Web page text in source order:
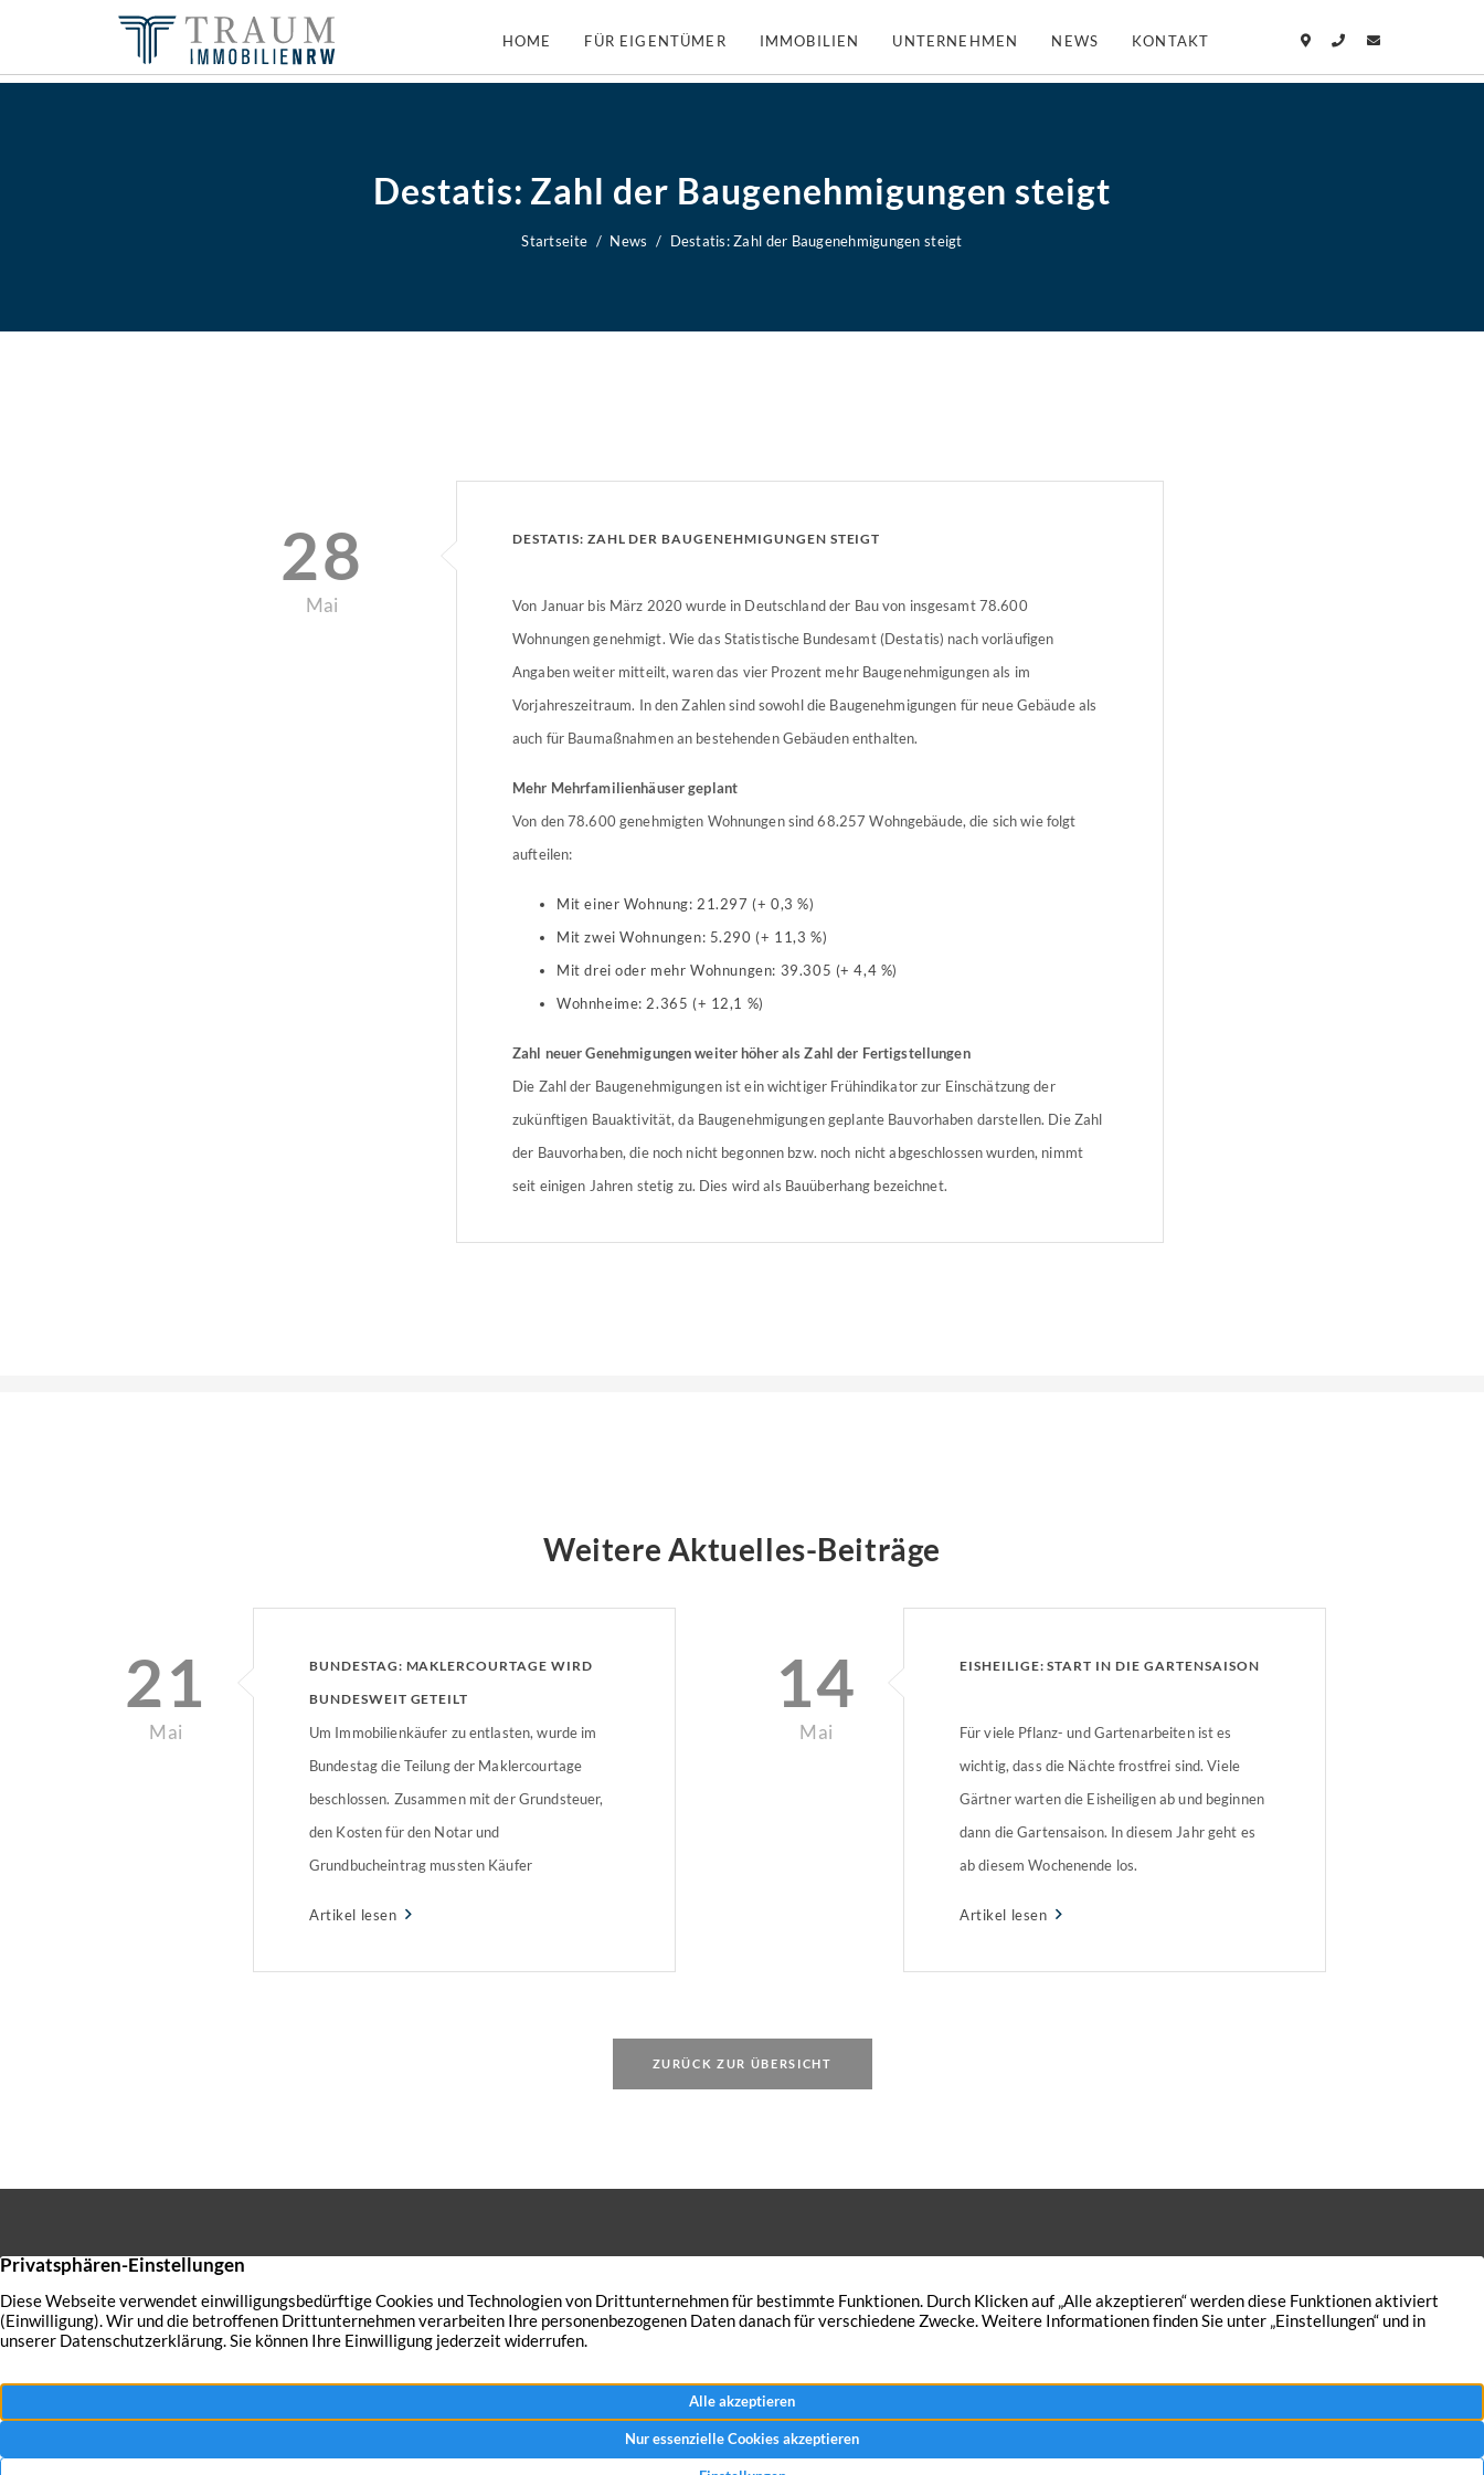
HOME FÜR EIGENTÜMER IMMOBILIEN UNTERNEHMEN NEWS KONTAKT
Destatis: Zahl der Baugenehmigungen steigt
Startseite News Destatis: Zahl der Baugenehmigungen steigt
28
Mai
DESTATIS: ZAHL DER BAUGENEHMIGUNGEN STEIGT
Von Januar bis März 2020 wurde in Deutschland der Bau von insgesamt 78.600
Wohnungen genehmigt. Wie das Statistische Bundesamt (Destatis) nach vorläufigen
Angaben weiter mitteilt, waren das vier Prozent mehr Baugenehmigungen als im
Vorjahreszeitraum. In den Zahlen sind sowohl die Baugenehmigungen für neue Gebäude als
auch für Baumaßnahmen an bestehenden Gebäuden enthalten.
Mehr Mehrfamilienhäuser geplant
Von den 78.600 genehmigten Wohnungen sind 68.257 Wohngebäude, die sich wie folgt
aufteilen:
Mit einer Wohnung: 21.297 (+ 0,3 %)
Mit zwei Wohnungen: 5.290 (+ 11,3 %)
Mit drei oder mehr Wohnungen: 39.305 (+ 4,4 %)
Wohnheime: 2.365 (+ 12,1 %)
Zahl neuer Genehmigungen weiter höher als Zahl der Fertigstellungen
Die Zahl der Baugenehmigungen ist ein wichtiger Frühindikator zur Einschätzung der
zukünftigen Bauaktivität, da Baugenehmigungen geplante Bauvorhaben darstellen. Die Zahl
der Bauvorhaben, die noch nicht begonnen bzw. noch nicht abgeschlossen wurden, nimmt
seit einigen Jahren stetig zu. Dies wird als Bauüberhang bezeichnet.
Weitere Aktuelles-Beiträge
21
Mai
BUNDESTAG: MAKLERCOURTAGE WIRD
BUNDESWEIT GETEILT
Um Immobilienkäufer zu entlasten, wurde im
Bundestag die Teilung der Maklercourtage
beschlossen. Zusammen mit der Grundsteuer,
den Kosten für den Notar und
Grundbucheintrag mussten Käufer
Artikel lesen
14
Mai
EISHEILIGE: START IN DIE GARTENSAISON
Für viele Pflanz- und Gartenarbeiten ist es
wichtig, dass die Nächte frostfrei sind. Viele
Gärtner warten die Eisheiligen ab und beginnen
dann die Gartensaison. In diesem Jahr geht es
ab diesem Wochenende los.
Artikel lesen
ZURÜCK ZUR ÜBERSICHT
Sie haben den Wunsch Ihre Immobilie zu
verkaufen? Traumimmobilien-NRW verkauft
auch Ihre Immobilie in kürzester Zeit – zum
Peterskath 21
+49 2855 9214445
Kontakt
Nutzungsbedingungen
Immobilien
Impressum